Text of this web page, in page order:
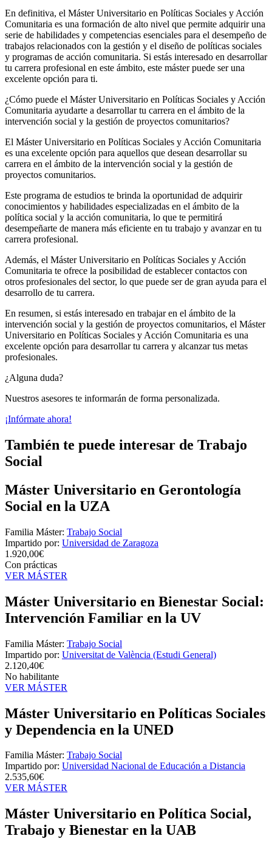
En definitiva, el Máster Universitario en Políticas Sociales y Acción
Comunitaria es una formación de alto nivel que permite adquirir una
serie de habilidades y competencias esenciales para el desempeño de
trabajos relacionados con la gestión y el diseño de políticas sociales
y programas de acción comunitaria. Si estás interesado en desarrollar
tu carrera profesional en este ámbito, este máster puede ser una
excelente opción para ti.
¿Cómo puede el Máster Universitario en Políticas Sociales y Acción
Comunitaria ayudarte a desarrollar tu carrera en el ámbito de la
intervención social y la gestión de proyectos comunitarios?
El Máster Universitario en Políticas Sociales y Acción Comunitaria
es una excelente opción para aquellos que desean desarrollar su
carrera en el ámbito de la intervención social y la gestión de
proyectos comunitarios.
Este programa de estudios te brinda la oportunidad de adquirir
conocimientos y habilidades especializadas en el ámbito de la
política social y la acción comunitaria, lo que te permitirá
desempeñarte de manera más eficiente en tu trabajo y avanzar en tu
carrera profesional.
Además, el Máster Universitario en Políticas Sociales y Acción
Comunitaria te ofrece la posibilidad de establecer contactos con
otros profesionales del sector, lo que puede ser de gran ayuda para el
desarrollo de tu carrera.
En resumen, si estás interesado en trabajar en el ámbito de la
intervención social y la gestión de proyectos comunitarios, el Máster
Universitario en Políticas Sociales y Acción Comunitaria es una
excelente opción para desarrollar tu carrera y alcanzar tus metas
profesionales.
¿Alguna duda?
Nuestros asesores te informarán de forma personalizada.
¡Infórmate ahora!
También te puede interesar de Trabajo
Social
Máster Universitario en Gerontología
Social en la UZA
Familia Máster: Trabajo Social
Impartido por: Universidad de Zaragoza
1.920,00€
Con prácticas
VER MÁSTER
Máster Universitario en Bienestar Social:
Intervención Familiar en la UV
Familia Máster: Trabajo Social
Impartido por: Universitat de València (Estudi General)
2.120,40€
No habilitante
VER MÁSTER
Máster Universitario en Políticas Sociales
y Dependencia en la UNED
Familia Máster: Trabajo Social
Impartido por: Universidad Nacional de Educación a Distancia
2.535,60€
VER MÁSTER
Máster Universitario en Política Social,
Trabajo y Bienestar en la UAB